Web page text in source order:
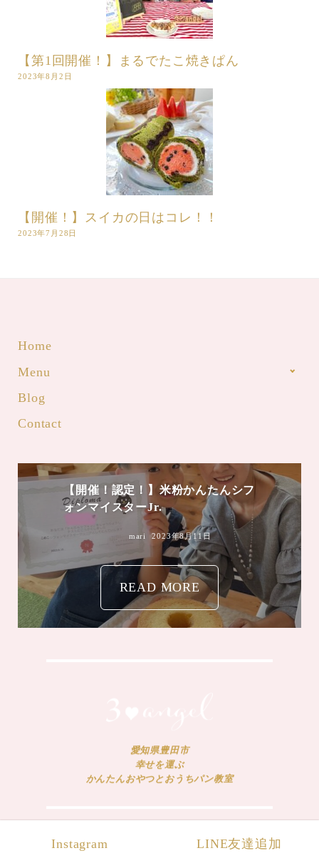
【第1回開催！】まるでたこ焼きぱん
2023年8月2日
【開催！】スイカの日はコレ！！
2023年7月28日
Home
Menu
Blog
Contact
mari 2023年8月4日
愛知県豊田市
幸せを運ぶ
かんたんおやつとおうちパン教室
Instagram LINE友達追加